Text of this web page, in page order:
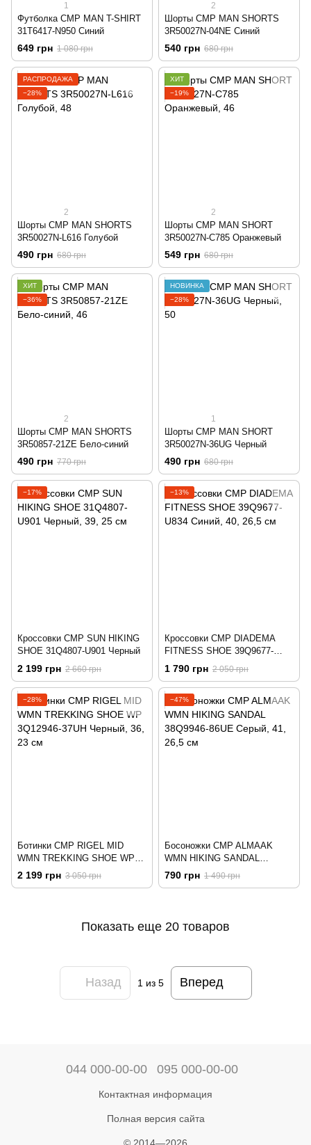
1
Футболка CMP MAN T-SHIRT
31T6417-N950 Синий
649 грн 1 080 грн
2
Шорты CMP MAN SHORTS
3R50027N-04NE Синий
540 грн 680 грн
РАСПРОДАЖА
−28%
2
Шорты CMP MAN SHORTS
3R50027N-L616 Голубой
490 грн 680 грн
ХИТ
−19%
2
Шорты CMP MAN SHORT
3R50027N-C785 Оранжевый
549 грн 680 грн
ХИТ
−36%
2
Шорты CMP MAN SHORTS
3R50857-21ZE Бело-синий
490 грн 770 грн
НОВИНКА
−28%
1
Шорты CMP MAN SHORT
3R50027N-36UG Черный
490 грн 680 грн
−17%
Кроссовки CMP SUN HIKING
SHOE 31Q4807-U901 Черный
2 199 грн 2 660 грн
−13%
Кроссовки CMP DIADEMA
FITNESS SHOE 39Q9677-
U834 Синий
1 790 грн 2 050 грн
−28%
Ботинки CMP RIGEL MID
WMN TREKKING SHOE WP
3Q12946-37UH Черный
2 199 грн 3 050 грн
−47%
Босоножки CMP ALMAAK
WMN HIKING SANDAL
38Q9946-86UE Серый
790 грн 1 490 грн
Показать еще 20 товаров
Назад 1 из 5 Вперед
044 000-00-00 095 000-00-00
Контактная информация
Полная версия сайта